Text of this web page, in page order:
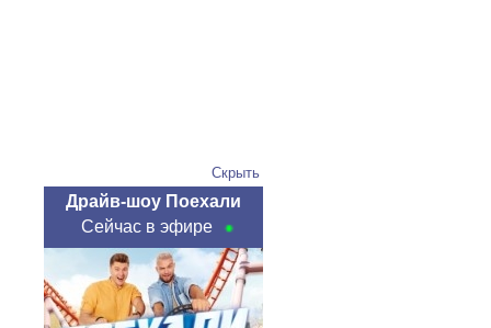
Скрыть
Драйв-шоу Поехали
Сейчас в эфире